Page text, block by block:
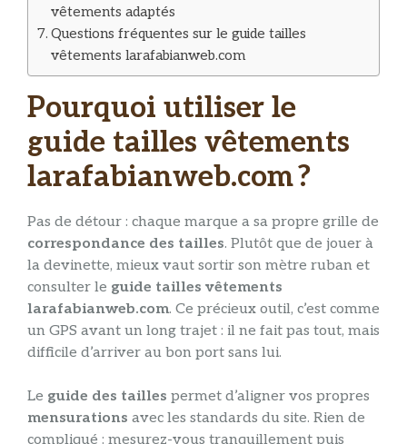
vêtements adaptés
Questions fréquentes sur le guide tailles
vêtements larafabianweb.com
Pourquoi utiliser le
guide tailles vêtements
larafabianweb.com ?
Pas de détour : chaque marque a sa propre grille de
correspondance des tailles. Plutôt que de jouer à
la devinette, mieux vaut sortir son mètre ruban et
consulter le guide tailles vêtements
larafabianweb.com. Ce précieux outil, c’est comme
un GPS avant un long trajet : il ne fait pas tout, mais
difficile d’arriver au bon port sans lui.
Le guide des tailles permet d’aligner vos propres
mensurations avec les standards du site. Rien de
compliqué : mesurez-vous tranquillement puis